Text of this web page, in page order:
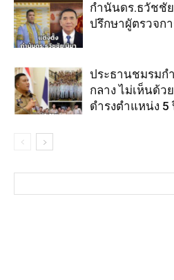
กำนันดร.ธวัชชั
ปรึกษาผูัตรวจก
ประธานชมรม
กลาง ไม่เห็นด้ว
ดำรงตำแหน่ง 5